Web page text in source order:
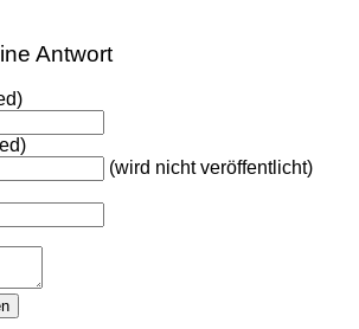
Antwort
(wird nicht veröffentlicht)